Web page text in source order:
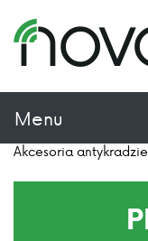
Menu
Akcesoria